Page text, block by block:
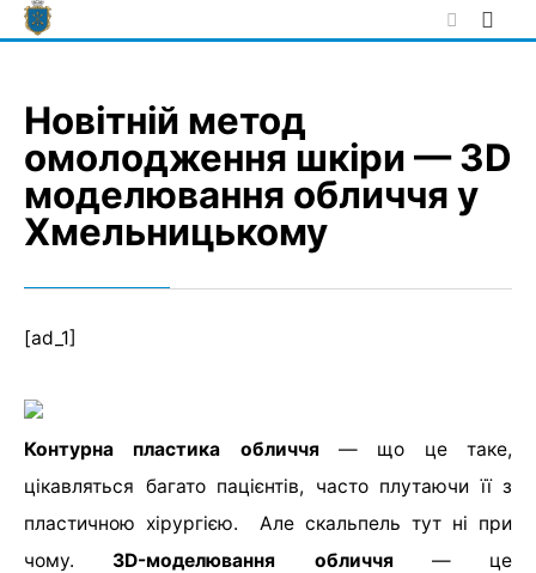
Skip
to
Новітній метод
омолодження шкіри — 3D
моделювання обличчя у
Хмельницькому
[ad_1]
Контурна пластика обличчя— що це таке,
цікавляться багато пацієнтів, часто плутаючи її з
пластичною хірургією. Але скальпель тут ні при
чому. 3D-моделювання обличчя— це